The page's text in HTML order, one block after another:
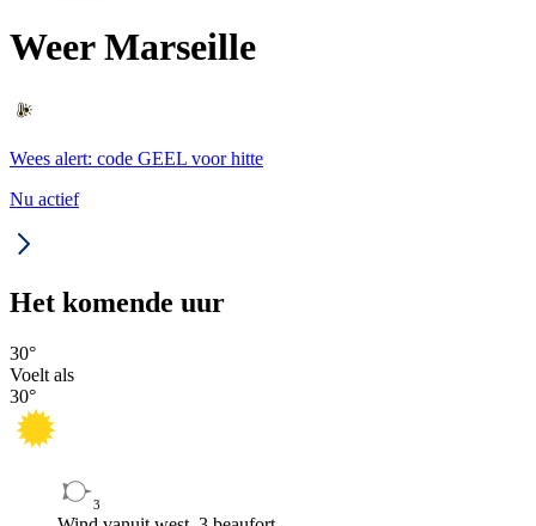
Weer Marseille
Wees alert: code GEEL voor hitte
Nu actief
Het komende uur
30°
Voelt als
30°
3